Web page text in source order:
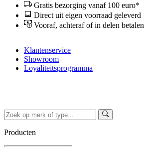
Gratis bezorging vanaf 100 euro*
Direct uit eigen voorraad geleverd
Vooraf, achteraf of in delen betalen
Klantenservice
Showroom
Loyaliteitsprogramma
Producten